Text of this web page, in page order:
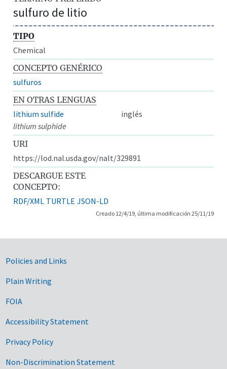
sulfuro de litio
TIPO
Chemical
CONCEPTO GENÉRICO
sulfuros
EN OTRAS LENGUAS
lithium sulfide
inglés
lithium sulphide
URI
https://lod.nal.usda.gov/nalt/329891
DESCARGUE ESTE
CONCEPTO:
RDF/XML TURTLE JSON-LD
Creado 12/4/19, última modificación 25/11/19
Government Links
Policies and Links
Plain Writing
FOIA
Accessibility Statement
Privacy Policy
Non-Discrimination Statement